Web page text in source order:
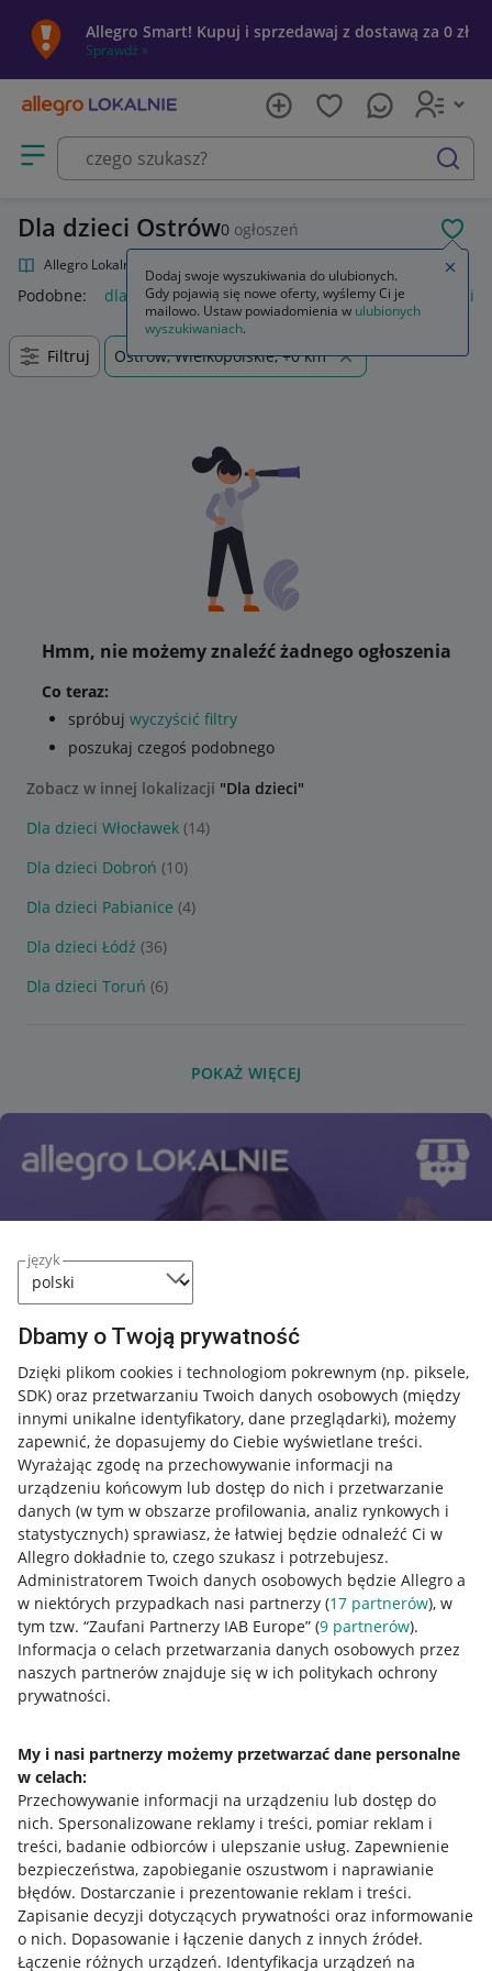
język
Dbamy o Twoją prywatność
Dzięki plikom cookies i technologiom pokrewnym (np. piksele,
SDK) oraz przetwarzaniu Twoich danych osobowych (między
innymi unikalne identyfikatory, dane przeglądarki), możemy
zapewnić, że dopasujemy do Ciebie wyświetlane treści.
Wyrażając zgodę na przechowywanie informacji na
urządzeniu końcowym lub dostęp do nich i przetwarzanie
danych (w tym w obszarze profilowania, analiz rynkowych i
statystycznych) sprawiasz, że łatwiej będzie odnaleźć Ci w
Allegro dokładnie to, czego szukasz i potrzebujesz.
Administratorem Twoich danych osobowych będzie Allegro a
w niektórych przypadkach nasi partnerzy (17 partnerów), w
tym tzw. “Zaufani Partnerzy IAB Europe” (9 partnerów).
Informacja o celach przetwarzania danych osobowych przez
naszych partnerów znajduje się w ich politykach ochrony
prywatności.
My i nasi partnerzy możemy przetwarzać dane personalne
w celach:
Przechowywanie informacji na urządzeniu lub dostęp do
nich. Spersonalizowane reklamy i treści, pomiar reklam i
treści, badanie odbiorców i ulepszanie usług. Zapewnienie
bezpieczeństwa, zapobieganie oszustwom i naprawianie
błędów. Dostarczanie i prezentowanie reklam i treści.
Zapisanie decyzji dotyczących prywatności oraz informowanie
o nich. Dopasowanie i łączenie danych z innych źródeł.
Łączenie różnych urządzeń. Identyfikacja urządzeń na
Allegro Smart! Kupuj i sprzedawaj z dostawą za 0 zł
Sprawdź »
Otwórz menu z kategoriami
szukaj
Dla dzieci Ostrów0 ogłoszeń
Allegro Lokalnie
Podobne: dla dzieci basen dla dzieci huśtawka dla dzieci
Filtruj Ostrów, Wielkopolskie, +0 km
Hmm, nie możemy znaleźć żadnego ogłoszenia
Co teraz:
spróbuj wyczyścić filtry
poszukaj czegoś podobnego
Zobacz w innej lokalizacji "Dla dzieci"
Dla dzieci Włocławek (14)
Dla dzieci Dobroń (10)
Dla dzieci Pabianice (4)
Dla dzieci Łódź (36)
Dla dzieci Toruń (6)
POKAŻ WIĘCEJ
Przydatne informacje
Jak to działa
Napisz do nas
Allegro Gadane dla sprzedających
Mapa miejscowości
Informacje prawne
Regulamin
Polityka plików "cookies"
Ustawienia plików "cookies"
Dodaj swoje wyszukiwania do ulubionych.
Gdy pojawią się nowe oferty, wyślemy Ci je
mailowo. Ustaw powiadomienia w ulubionych
wyszukiwaniach.